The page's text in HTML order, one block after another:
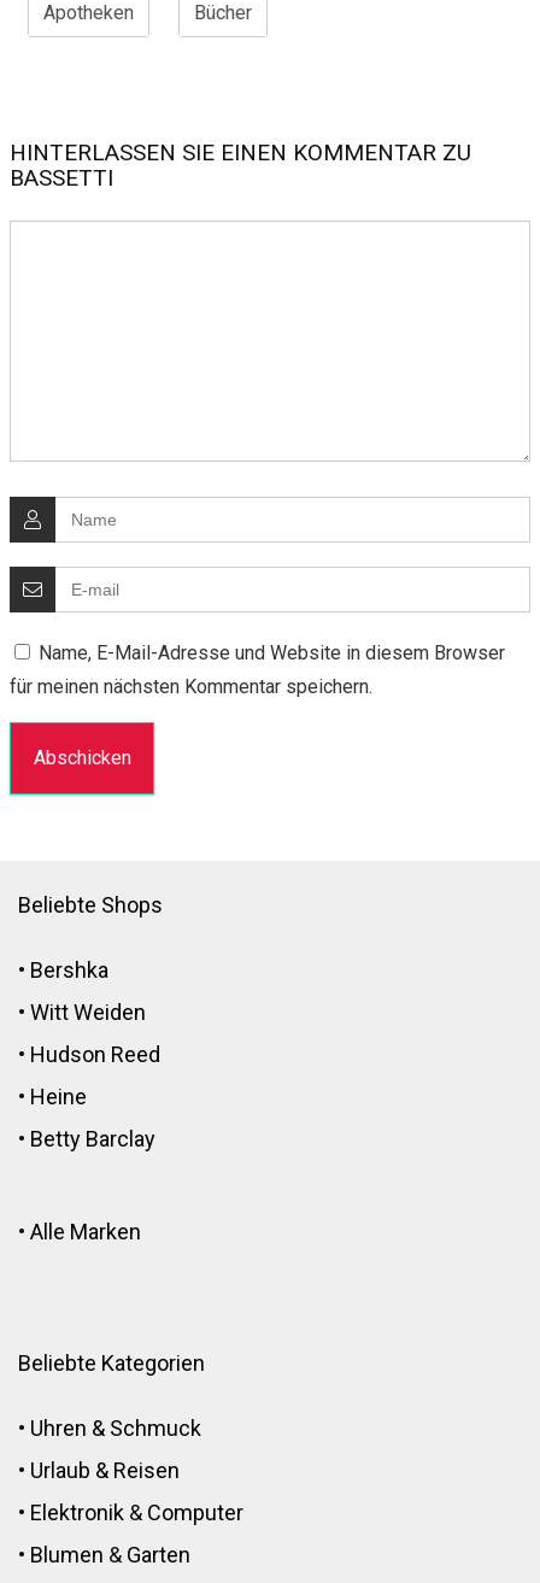
Apotheken Bücher
HINTERLASSEN SIE EINEN KOMMENTAR ZU
BASSETTI
Name, E-Mail-Adresse und Website in diesem Browser
für meinen nächsten Kommentar speichern.
Beliebte Shops
• Bershka
• Witt Weiden
• Hudson Reed
• Heine
• Betty Barclay
• Alle Marken
Beliebte Kategorien
• Uhren & Schmuck
• Urlaub & Reisen
• Elektronik & Computer
• Blumen & Garten